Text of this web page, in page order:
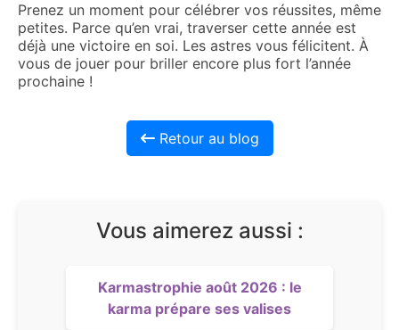
Prenez un moment pour célébrer vos réussites, même
petites. Parce qu’en vrai, traverser cette année est
déjà une victoire en soi. Les astres vous félicitent. À
vous de jouer pour briller encore plus fort l’année
prochaine !
Retour au blog
Vous aimerez aussi :
Karmastrophie août 2026 : le
karma prépare ses valises